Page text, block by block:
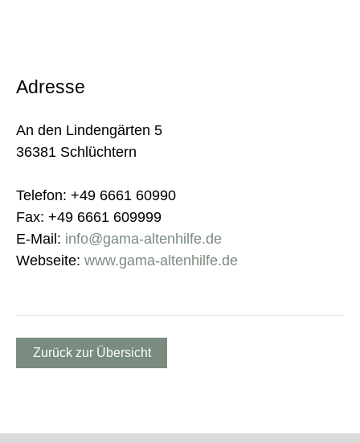
Adresse
An den Lindengärten 5
36381 Schlüchtern
Telefon: +49 6661 60990
Fax: +49 6661 609999
E-Mail: info@gama-altenhilfe.de
Webseite: www.gama-altenhilfe.de
Zurück zur Übersicht